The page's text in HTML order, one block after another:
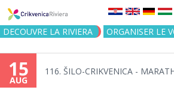
Jump to
DECOUVRE LA RIVIERA ORGANISER LE
15
AUG
116. ŠILO-CRIKVENICA -